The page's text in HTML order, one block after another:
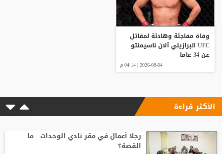
وفاة مفاجئة وهادئة لمقاتل
UFC البرازيلي آلان ناسيمنتو
عن 34 عاما
2026-08-04 | 04:14 م
الأكثر قراءة
رجلا أعمال في مقر نادي الوحدات... ما
القصة؟